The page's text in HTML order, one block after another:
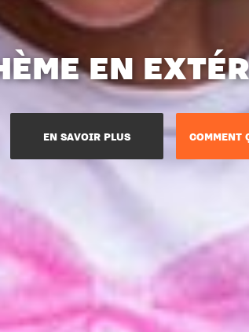
EN
EN SAVOIR PLUS COMMENT